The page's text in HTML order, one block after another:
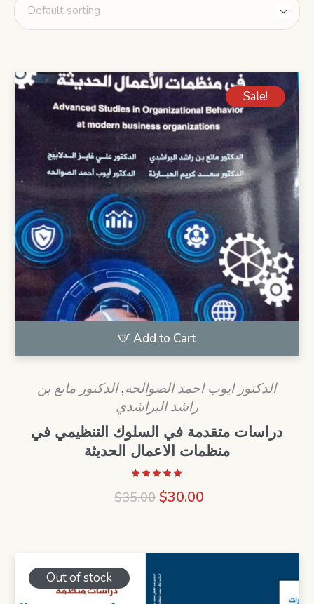
Add to Cart
Sale!
الدكتور ايوب احمد الصوالحه,الدكتور مانع بن
راشد البراشدي
دراسات متقدمة في السلوك التنظيمي في
منظمات الاعمال الحديثة
$35.00Original
$35.00.
$30.00
$30.00.
Out of stock